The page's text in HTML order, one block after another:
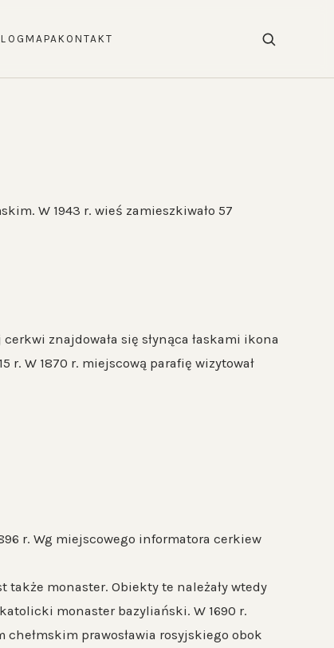
MAPA KONTAKT
W 1943 r. wieś zamieszkiwało 57
znajdowała się słynąca łaskami ikona
r. W 1870 r. miejscową parafię wizytował
r. Wg miejscowego informatora cerkiew
także monaster. Obiekty te należały wtedy
monaster bazyliański. W 1690 r.
prawosławia rosyjskiego obok